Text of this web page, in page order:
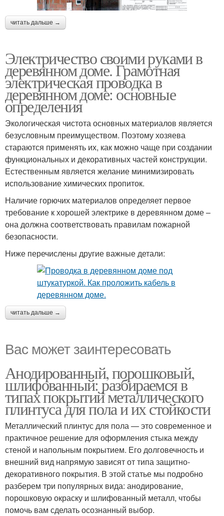
читать дальше →
Электричество своими руками в
деревянном доме. Грамотная
электрическая проводка в
деревянном доме: основные
определения
Экологическая чистота основных материалов является
безусловным преимуществом. Поэтому хозяева
стараются применять их, как можно чаще при создании
функциональных и декоративных частей конструкции.
Естественным является желание минимизировать
использование химических пропиток.
Наличие горючих материалов определяет первое
требование к хорошей электрике в деревянном доме –
она должна соответствовать правилам пожарной
безопасности.
Ниже перечислены другие важные детали:
читать дальше →
Вас может заинтересовать
Анодированный, порошковый,
шлифованный: разбираемся в
типах покрытий металлического
плинтуса для пола и их стойкости
Металлический плинтус для пола — это современное и
практичное решение для оформления стыка между
стеной и напольным покрытием. Его долговечность и
внешний вид напрямую зависят от типа защитно-
декоративного покрытия. В этой статье мы подробно
разберем три популярных вида: анодирование,
порошковую окраску и шлифованный металл, чтобы
помочь вам сделать осознанный выбор.